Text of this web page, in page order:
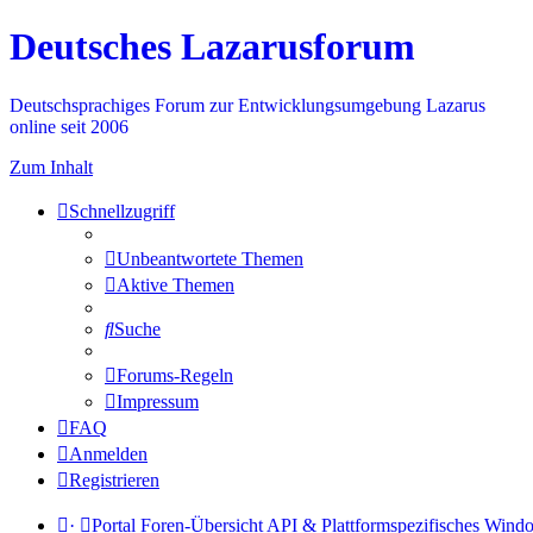
Deutsches Lazarusforum
Deutschsprachiges Forum zur Entwicklungsumgebung Lazarus
online seit 2006
Zum Inhalt
Schnellzugriff
Unbeantwortete Themen
Aktive Themen
Suche
Forums-Regeln
Impressum
FAQ
Anmelden
Registrieren
· Portal Foren-Übersicht API & Plattformspezifisches